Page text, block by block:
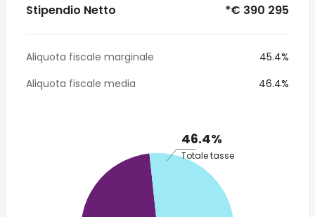
Stipendio Netto *€ 390 295
Aliquota fiscale marginale
45.4%
Aliquota fiscale media
46.4%
46.4%
Totale tasse